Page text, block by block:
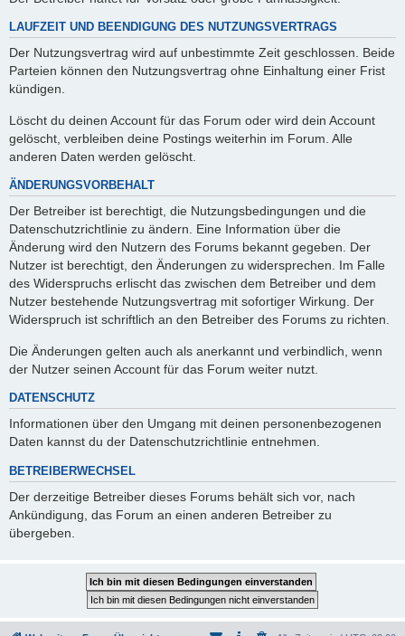
LAUFZEIT UND BEENDIGUNG DES NUTZUNGSVERTRAGS
Der Nutzungsvertrag wird auf unbestimmte Zeit geschlossen. Beide
Parteien können den Nutzungsvertrag ohne Einhaltung einer Frist
kündigen.
Löscht du deinen Account für das Forum oder wird dein Account
gelöscht, verbleiben deine Postings weiterhin im Forum. Alle
anderen Daten werden gelöscht.
ÄNDERUNGSVORBEHALT
Der Betreiber ist berechtigt, die Nutzungsbedingungen und die
Datenschutzrichtlinie zu ändern. Eine Information über die
Änderung wird den Nutzern des Forums bekannt gegeben. Der
Nutzer ist berechtigt, den Änderungen zu widersprechen. Im Falle
des Widerspruchs erlischt das zwischen dem Betreiber und dem
Nutzer bestehende Nutzungsvertrag mit sofortiger Wirkung. Der
Widerspruch ist schriftlich an den Betreiber des Forums zu richten.
Die Änderungen gelten auch als anerkannt und verbindlich, wenn
der Nutzer seinen Account für das Forum weiter nutzt.
DATENSCHUTZ
Informationen über den Umgang mit deinen personenbezogenen
Daten kannst du der Datenschutzrichtlinie entnehmen.
BETREIBERWECHSEL
Der derzeitige Betreiber dieses Forums behält sich vor, nach
Ankündigung, das Forum an einen anderen Betreiber zu
übergeben.